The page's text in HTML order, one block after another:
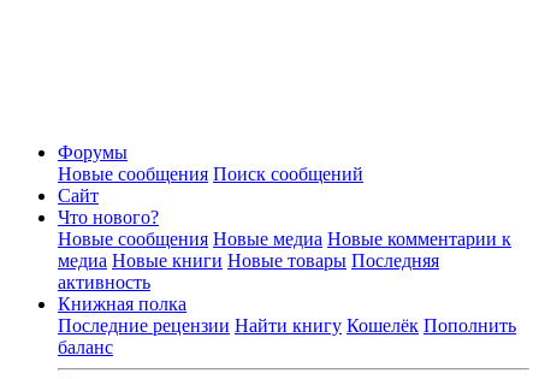
Форумы
Новые сообщения Поиск сообщений
Сайт
Что нового?
Новые сообщения Новые медиа Новые комментарии к
медиа Новые книги Новые товары Последняя
активность
Книжная полка
Последние рецензии Найти книгу Кошелёк Пополнить
баланс